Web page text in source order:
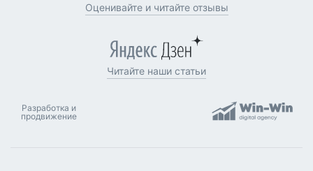
Оценивайте и читайте отзывы
Читайте наши статьи
Разработка и
продвижение